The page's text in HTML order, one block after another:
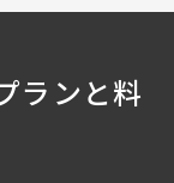
ランと料